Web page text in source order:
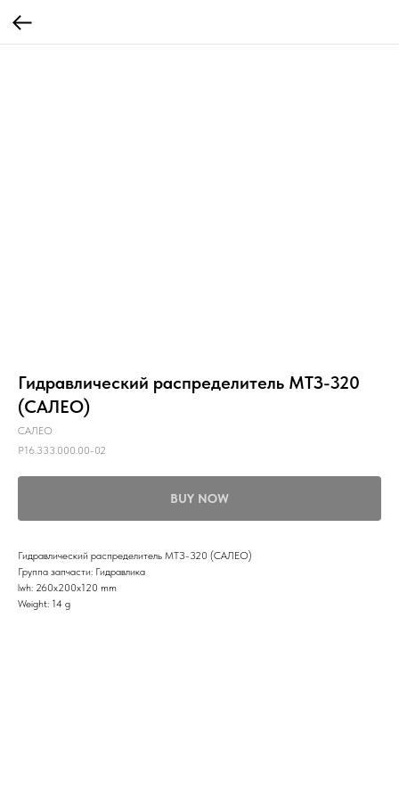
Гидравлический распределитель МТЗ-320
(САЛЕО)
САЛЕО
Р16.333.000.00-02
BUY NOW
Гидравлический распределитель МТЗ-320 (САЛЕО)
Группа запчасти: Гидравлика
lwh: 260x200x120 mm
Weight: 14 g